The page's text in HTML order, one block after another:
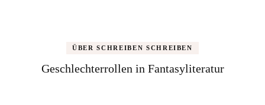
ÜBER SCHREIBEN SCHREIBEN
Geschlechterrollen in Fantasyliteratur